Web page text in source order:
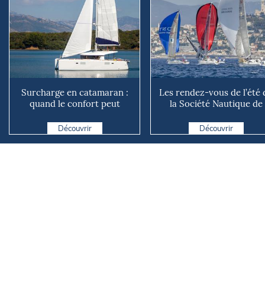
Surcharge en catamaran :
quand le confort peut
Découvrir
Les rendez-vous de l’été
la Société Nautique de
Découvrir